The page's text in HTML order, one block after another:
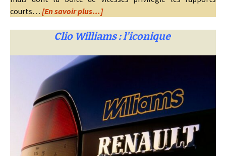
courts… [En savoir plus…]
Clio Williams : l’iconique